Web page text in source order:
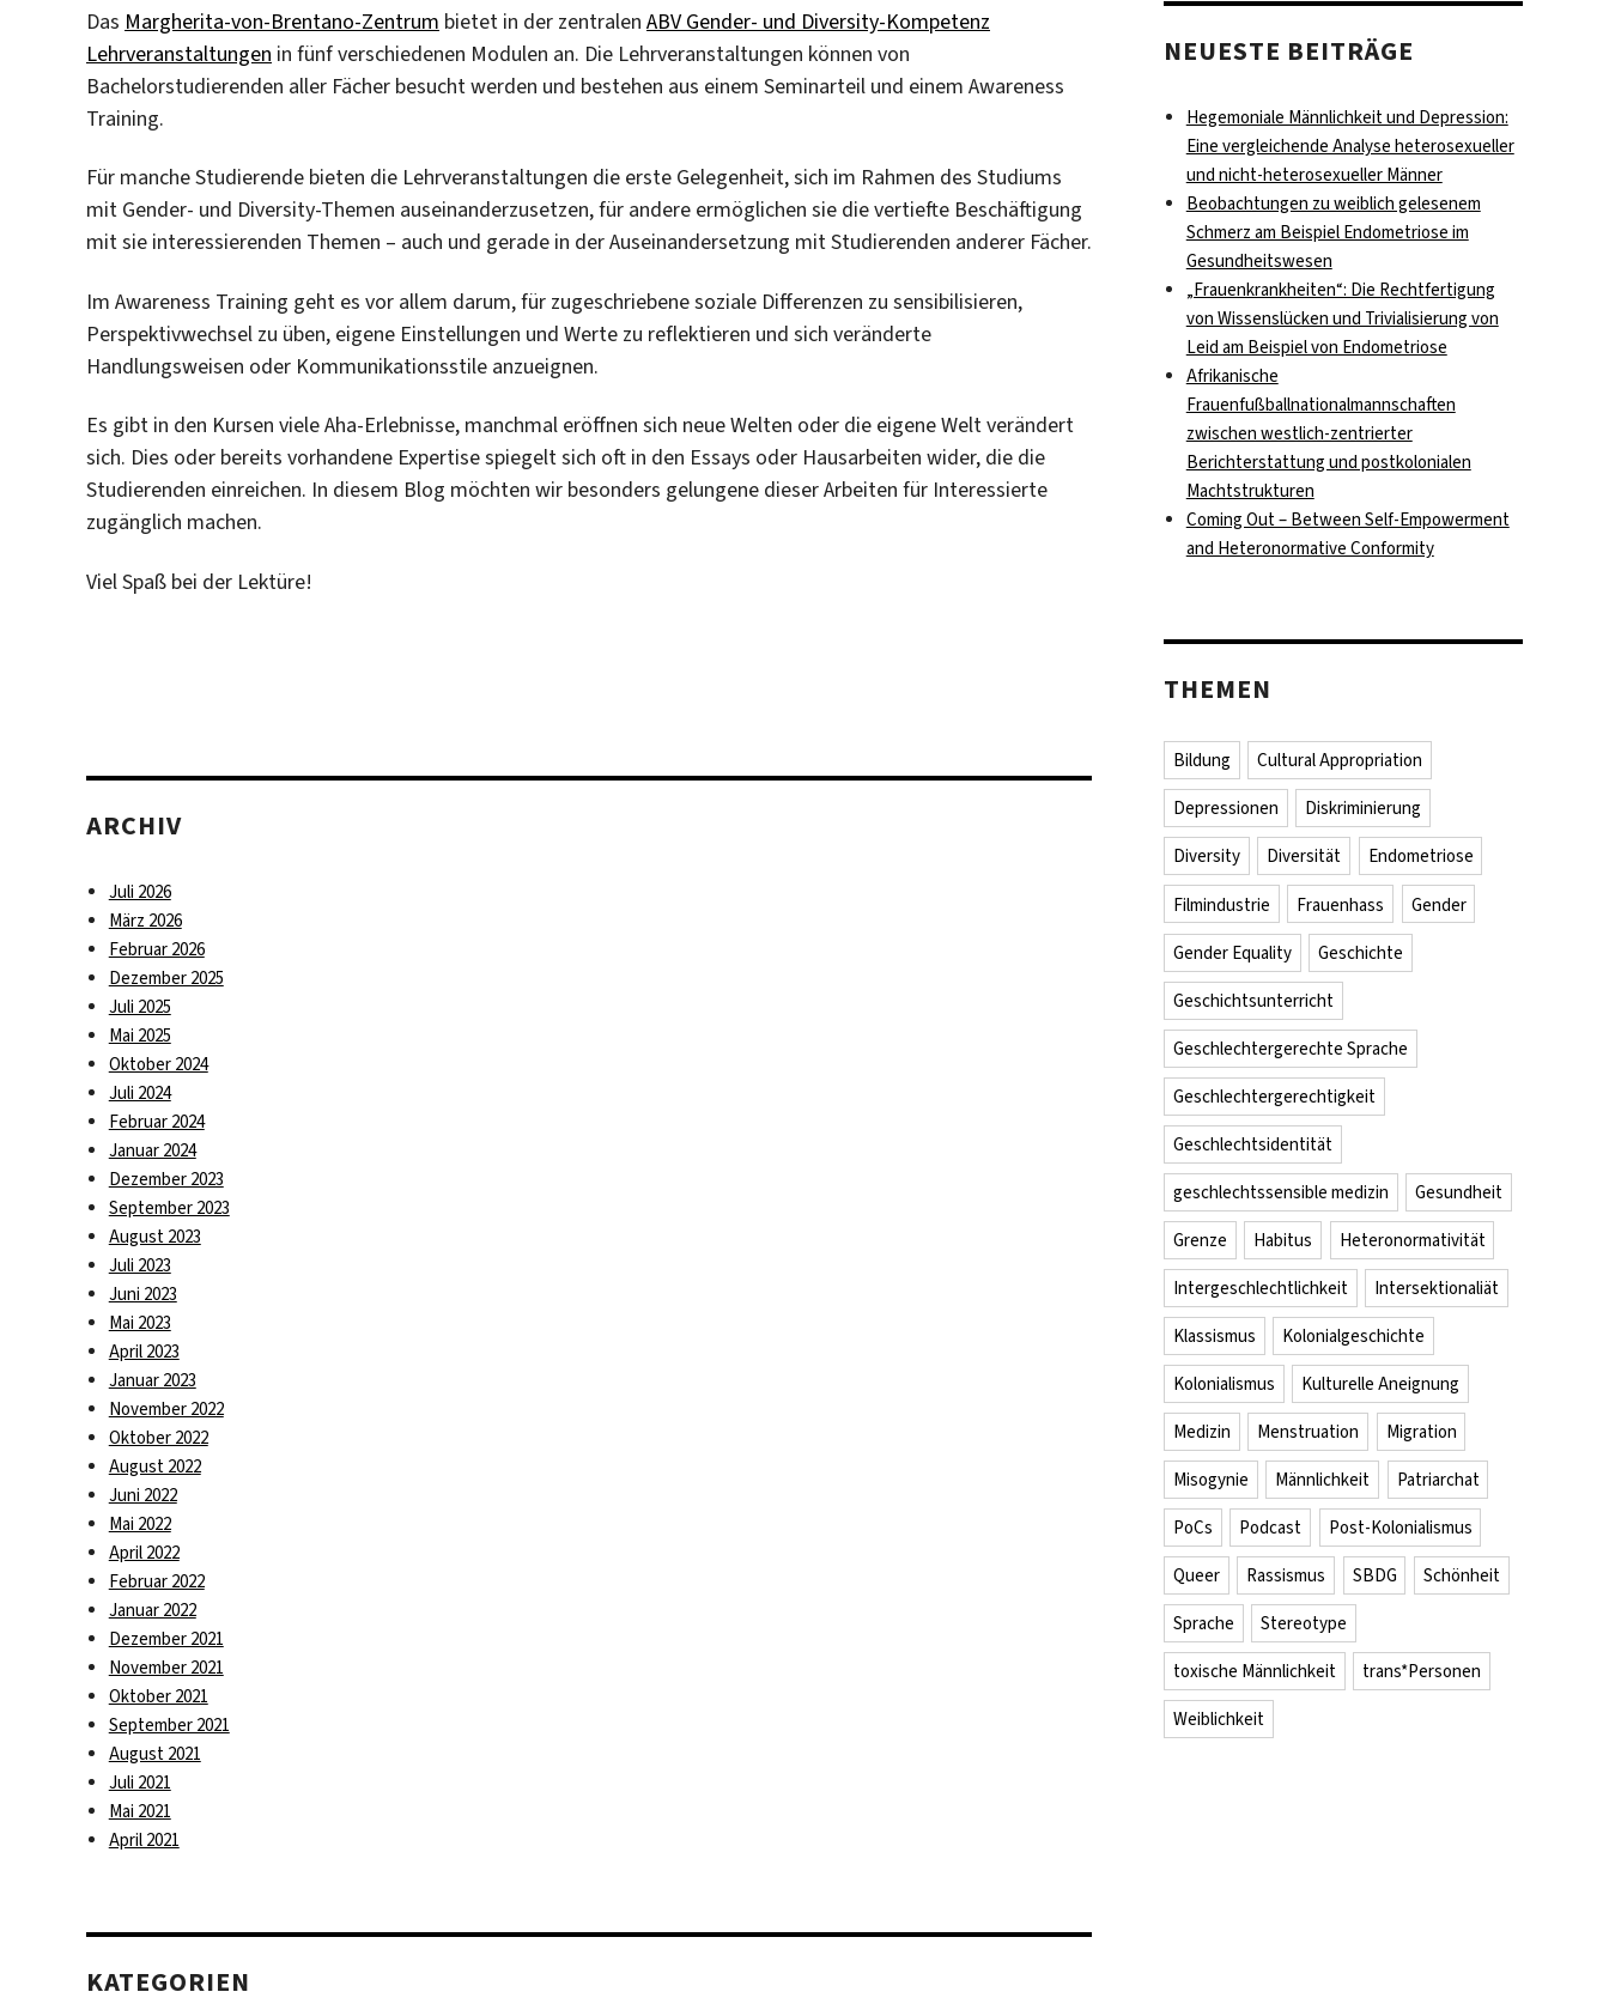
Das Margherita-von-Brentano-Zentrum bietet in der zentralen ABV Gender- und Diversity-Kompetenz
Lehrveranstaltungen in fünf verschiedenen Modulen an. Die Lehrveranstaltungen können von
Bachelorstudierenden aller Fächer besucht werden und bestehen aus einem Seminarteil und einem Awareness
Training.
Für manche Studierende bieten die Lehrveranstaltungen die erste Gelegenheit, sich im Rahmen des Studiums
mit Gender- und Diversity-Themen auseinanderzusetzen, für andere ermöglichen sie die vertiefte Beschäftigung
mit sie interessierenden Themen – auch und gerade in der Auseinandersetzung mit Studierenden anderer Fächer.
Im Awareness Training geht es vor allem darum, für zugeschriebene soziale Differenzen zu sensibilisieren,
Perspektivwechsel zu üben, eigene Einstellungen und Werte zu reflektieren und sich veränderte
Handlungsweisen oder Kommunikationsstile anzueignen.
Es gibt in den Kursen viele Aha-Erlebnisse, manchmal eröffnen sich neue Welten oder die eigene Welt verändert
sich. Dies oder bereits vorhandene Expertise spiegelt sich oft in den Essays oder Hausarbeiten wider, die die
Studierenden einreichen. In diesem Blog möchten wir besonders gelungene dieser Arbeiten für Interessierte
zugänglich machen.
Viel Spaß bei der Lektüre!
ARCHIV
Juli 2026
März 2026
Februar 2026
Dezember 2025
Juli 2025
Mai 2025
Oktober 2024
Juli 2024
Februar 2024
Januar 2024
Dezember 2023
September 2023
August 2023
Juli 2023
Juni 2023
Mai 2023
April 2023
Januar 2023
November 2022
Oktober 2022
August 2022
Juni 2022
Mai 2022
April 2022
Februar 2022
Januar 2022
Dezember 2021
November 2021
Oktober 2021
September 2021
August 2021
Juli 2021
Mai 2021
April 2021
KATEGORIEN
NEUESTE BEITRÄGE
Hegemoniale Männlichkeit und Depression:
Eine vergleichende Analyse heterosexueller
und nicht-heterosexueller Männer
Beobachtungen zu weiblich gelesenem
Schmerz am Beispiel Endometriose im
Gesundheitswesen
„Frauenkrankheiten“: Die Rechtfertigung
von Wissenslücken und Trivialisierung von
Leid am Beispiel von Endometriose
Afrikanische
Frauenfußballnationalmannschaften
zwischen westlich-zentrierter
Berichterstattung und postkolonialen
Machtstrukturen
Coming Out – Between Self-Empowerment
and Heteronormative Conformity
THEMEN
Bildung Cultural Appropriation
Depressionen Diskriminierung
Diversity Diversität Endometriose
Filmindustrie Frauenhass Gender
Gender Equality Geschichte
Geschichtsunterricht
Geschlechtergerechte Sprache
Geschlechtergerechtigkeit
Geschlechtsidentität
geschlechtssensible medizin Gesundheit
Grenze Habitus Heteronormativität
Intergeschlechtlichkeit Intersektionaliät
Klassismus Kolonialgeschichte
Kolonialismus Kulturelle Aneignung
Medizin Menstruation Migration
Misogynie Männlichkeit Patriarchat
PoCs Podcast Post-Kolonialismus
Queer Rassismus SBDG Schönheit
Sprache Stereotype
toxische Männlichkeit trans*Personen
Weiblichkeit